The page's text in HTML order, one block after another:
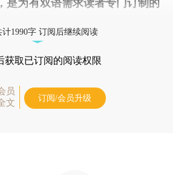
是为有双语需求读者专门订制的
计1990字 订阅后继续阅读
获取已订阅的阅读权限
员
文
订阅/会员升级